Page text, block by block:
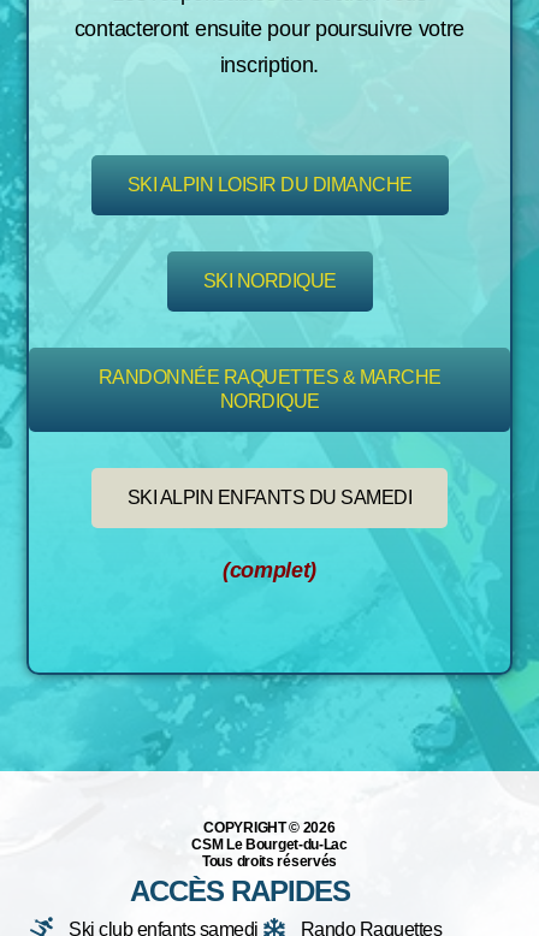
contacteront ensuite pour poursuivre votre
inscription.
SKI ALPIN LOISIR DU DIMANCHE
SKI NORDIQUE
RANDONNÉE RAQUETTES & MARCHE
NORDIQUE
SKI ALPIN ENFANTS DU SAMEDI
(complet)
COPYRIGHT ©️ 2026
CSM Le Bourget-du-Lac
Tous droits réservés
ACCÈS RAPIDES
Ski club enfants samedi Rando Raquettes